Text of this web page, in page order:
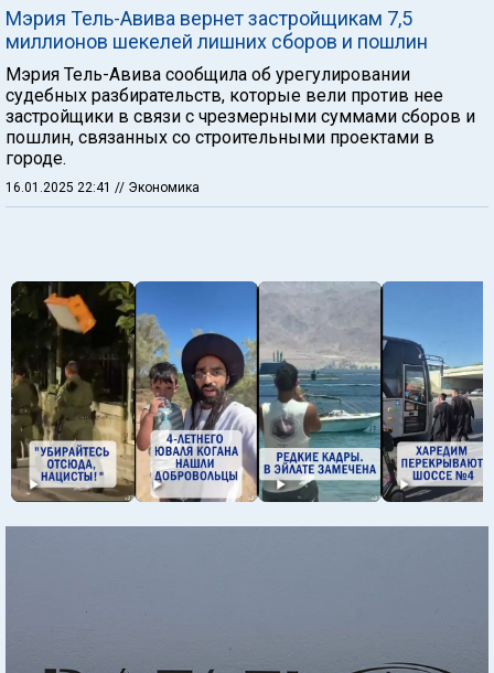
Мэрия Тель-Авива вернет застройщикам 7,5
миллионов шекелей лишних сборов и пошлин
Мэрия Тель-Авива сообщила об урегулировании
судебных разбирательств, которые вели против нее
застройщики в связи с чрезмерными суммами сборов и
пошлин, связанных со строительными проектами в
городе.
16.01.2025 22:41 // Экономика